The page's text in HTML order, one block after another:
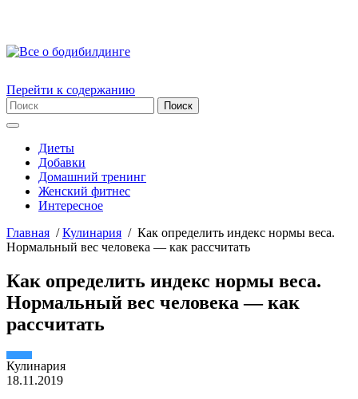
Перейти к содержанию
Диеты
Добавки
Домашний тренинг
Женский фитнес
Интересное
Главная /Кулинария / Как определить индекс нормы веса.
Нормальный вес человека — как рассчитать
Как определить индекс нормы веса.
Нормальный вес человека — как
рассчитать
Кулинария
18.11.2019